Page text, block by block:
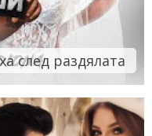
след раздялата